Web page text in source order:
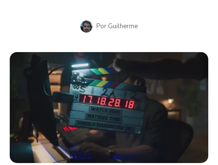
Por Guilherme